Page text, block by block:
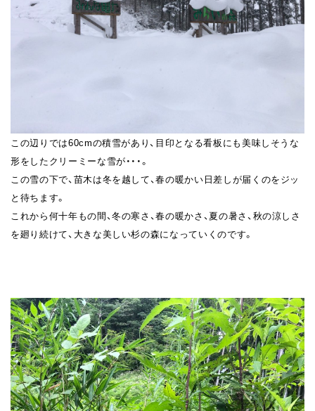
この辺りでは60cmの積雪があり、目印となる看板にも美味しそうな
形をしたクリーミーな雪が・・・。
この雪の下で、苗木は冬を越して、春の暖かい日差しが届くのをジッ
と待ちます。
これから何十年もの間、冬の寒さ、春の暖かさ、夏の暑さ、秋の涼しさ
を廻り続けて、大きな美しい杉の森になっていくのです。